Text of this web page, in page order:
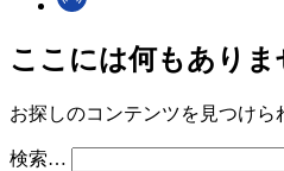
ここには何もありま
お探しのコンテンツを見つけ
検索…